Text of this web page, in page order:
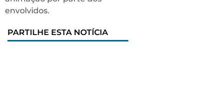
envolvidos.
PARTILHE ESTA NOTÍCIA